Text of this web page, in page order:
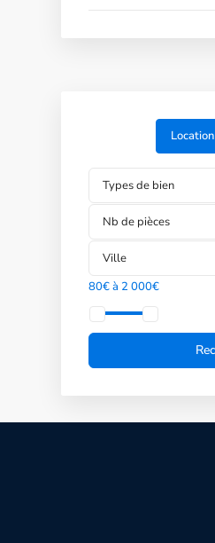
Location
Types de bien
Nb de pièces
Ville
80€ à 2 000€